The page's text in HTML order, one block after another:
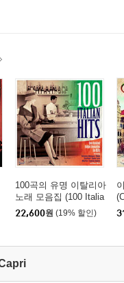
100곡의 유명 이탈리아
노래 모음집 (100 Italia
n Hits)
22,600원 (19% 할인)